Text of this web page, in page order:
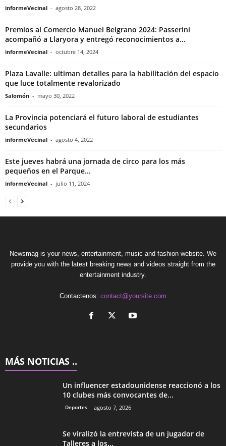
informeVecinal - agosto 28, 2022
Premios al Comercio Manuel Belgrano 2024: Passerini
acompañó a Llaryora y entregó reconocimientos a...
informeVecinal - octubre 14, 2024
Plaza Lavalle: ultiman detalles para la habilitación del espacio
que luce totalmente revalorizado
Salomón - mayo 30, 2022
La Provincia potenciará el futuro laboral de estudiantes
secundarios
informeVecinal - agosto 4, 2022
Este jueves habrá una jornada de circo para los más
pequeños en el Parque...
informeVecinal - julio 11, 2024
Newsmag is your news, entertainment, music and fashion website. We
provide you with the latest breaking news and videos straight from the
entertainment industry.
Contactenos: contact@yoursite.com
MÁS NOTICIAS ..
Un influencer estadounidense reaccionó a los
10 clubes más convocantes de...
Deportes agosto 7, 2026
Se viralizó la entrevista de un jugador de
Talleres a los...